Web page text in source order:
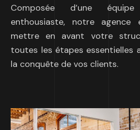
Composée d’une
enthousiaste, notre
mettre en avant votre
toutes les étapes essentielles
la conquête de vos clients.